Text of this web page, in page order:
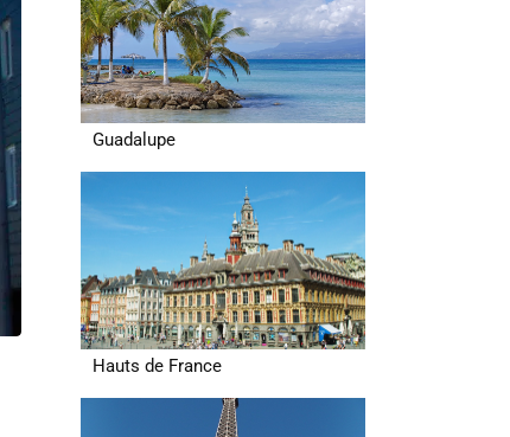
Guadalupe
Hauts de France